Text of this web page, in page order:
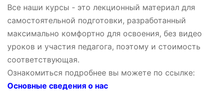
Все наши курсы - это лекционный материал для
самостоятельной подготовки, разработанный
максимально комфортно для освоения, без видео
уроков и участия педагога, поэтому и стоимость
соответствующая.
Ознакомиться подробнее вы можете по ссылке:
Основные сведения о нас